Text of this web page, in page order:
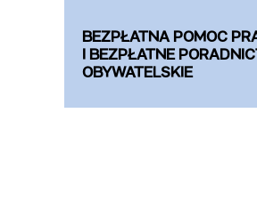
BEZPŁATNA POMOC
I BEZPŁATNE
OBYWATELSKIE